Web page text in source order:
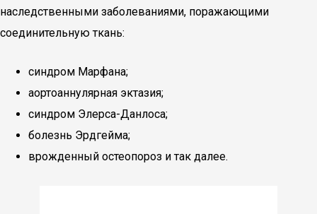
наследственными заболеваниями, поражающими
соединительную ткань:
синдром Марфана;
аортоаннулярная эктазия;
синдром Элерса-Данлоса;
болезнь Эрдгейма;
врожденный остеопороз и так далее.